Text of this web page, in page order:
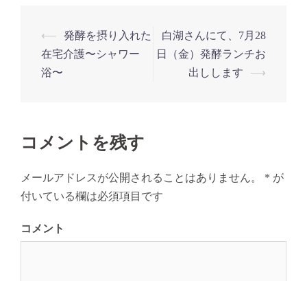
投
稿
ナ
ー
ョ
ン
⟵
発酵を摂り入れた
在宅介護〜シャワー
浴〜
白湖さんにて、7月28
日（金）発酵ランチお
出しします
⟶
コメントを残す
メールアドレスが公開されることはありません。 * が
付いている欄は必須項目です
コメント